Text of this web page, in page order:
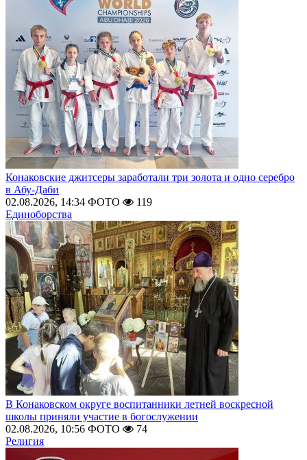
Конаковские джитсеры заработали три золота и одно серебро
в Абу-Даби
02.08.2026, 14:34 ФОТО
119
Единоборства
В Конаковском округе воспитанники летней воскресной
школы приняли участие в богослужении
02.08.2026, 10:56 ФОТО
74
Религия